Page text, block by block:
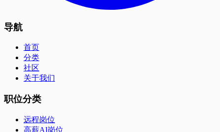
导航
首页
分类
社区
关于我们
职位分类
远程岗位
高薪AI岗位